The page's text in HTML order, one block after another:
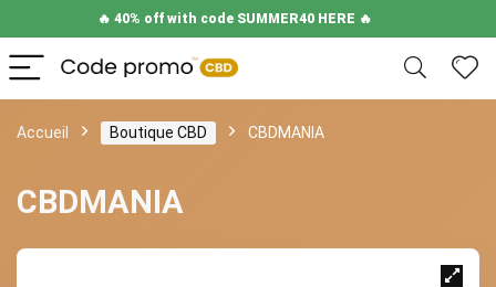
🔥 40% off with code SUMMER40 HERE 🔥
Accueil Boutique CBD CBDMANIA
CBDMANIA